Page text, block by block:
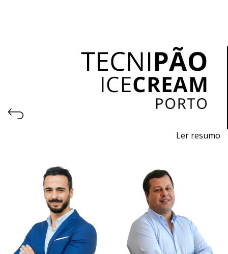
Ler resumo
panificação, gelataria e chocolataria.
7 a 9 de fevereiro 2028 - EXPONOR - Porto
segunda a quarta - 10h / 19h